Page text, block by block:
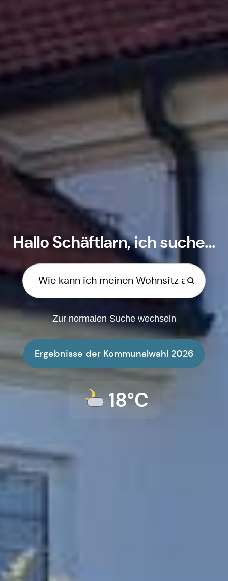
Hallo Schäftlarn, ich suche...
Zur normalen Suche wechseln
Ergebnisse der Kommunalwahl 2026
18°C